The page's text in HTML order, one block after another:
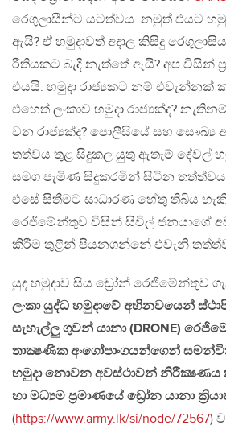
රෙගුලාසීන්ට යටත්වය. නමුත් එයට
ඇයි? ඒ හමුදාවත් අදාල කිසිදු
රීතියකට බැදී නැත්තේ ඇයි? අප විසින්
එයයි. හමුදා රාජ්‍යකට නම් එවැන්නක්
එහෙත් ලංකාව හමුදා රාජ්‍යක්ද?
වන රාජ්‍යක්ද? පොලීසියේ සහ සෞඛ්‍ය
තත්වය තුළ සිදුකල යුතු ඇතැම් දේවල්
සමග පැමිණ සිදුකරමින් සිටින
එසේ සිතීමට සාධාරණ හේතු තිබිය
රෙජිමේන්තුව විසින් සිවිල් ජනයාගේ
කිරීම තුළින් පියනගන්නේ එවැනි
යුද හමුදාව සිය ඩ්‍රෝන් රෙජිමේන්තුව
ලංකා යුද්ධ හමුදාවේ අභිනවයෙන්
සැහැල්ලු ගුවන් යානා (DRONE)
තාක්‍ෂණික අංගෝපාංගයන්ගෙන්
හමුදා නොවන අවස්ථාවන් නිරීක්‍ෂණය
හා මධ්‍යම ප්‍රමාණයේ ඩ්‍රෝන යානා
(https://www.army.lk/si/node/72567)